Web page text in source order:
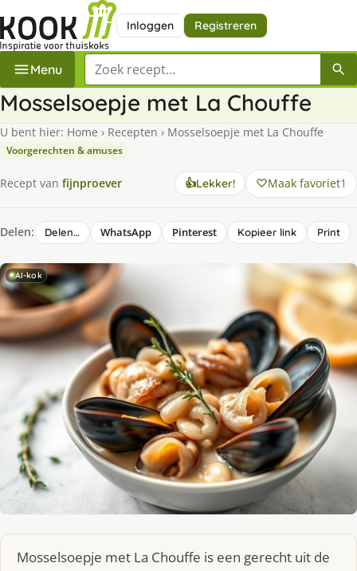
Inloggen Registreren
Menu Zoek een recept
Mosselsoepje met La Chouffe
U bent hier: Home › Recepten › Mosselsoepje met La Chouffe
Voorgerechten & amuses
Recept van fijnproever 👍Lekker! Maak favoriet1
Delen: Delen… WhatsApp Pinterest Kopieer link Print
AI-kok
Mosselsoepje met La Chouffe is een gerecht uit de